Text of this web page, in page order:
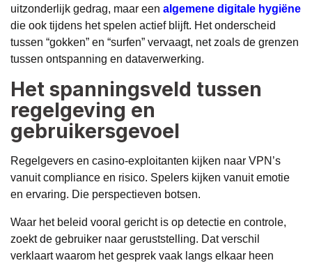
uitzonderlijk gedrag, maar een algemene digitale hygiëne
die ook tijdens het spelen actief blijft. Het onderscheid
tussen “gokken” en “surfen” vervaagt, net zoals de grenzen
tussen ontspanning en dataverwerking.
Het spanningsveld tussen
regelgeving en
gebruikersgevoel
Regelgevers en casino-exploitanten kijken naar VPN’s
vanuit compliance en risico. Spelers kijken vanuit emotie
en ervaring. Die perspectieven botsen.
Waar het beleid vooral gericht is op detectie en controle,
zoekt de gebruiker naar geruststelling. Dat verschil
verklaart waarom het gesprek vaak langs elkaar heen